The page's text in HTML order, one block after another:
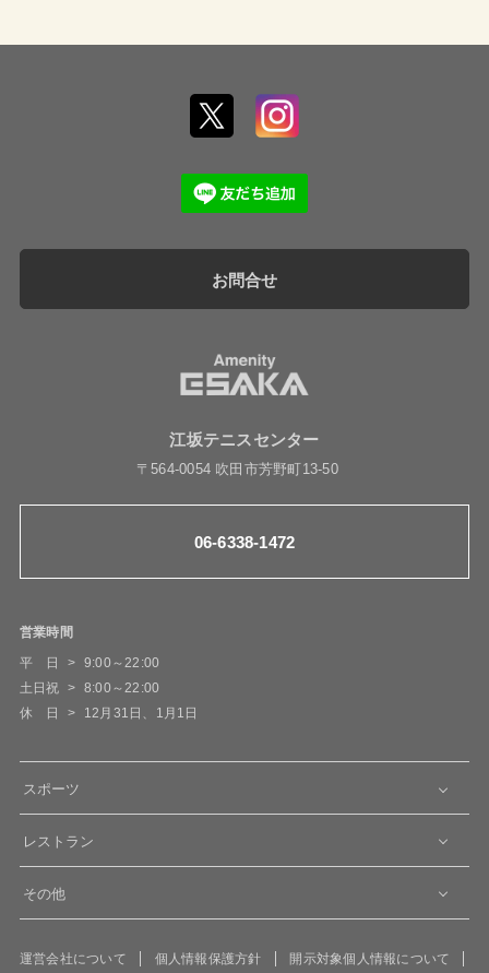
お問合せ
江坂テニスセンター
〒564-0054 吹田市芳野町13-50
06-6338-1472
営業時間
平 日
9:00～22:00
土日祝
8:00～22:00
休 日
12月31日、1月1日
スポーツ
レストラン
その他
運営会社について 個人情報保護方針 開示対象個人情報について